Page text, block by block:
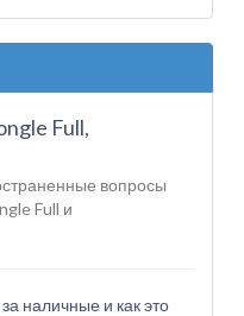
Full,
вопросы
Full и
наличные и как это